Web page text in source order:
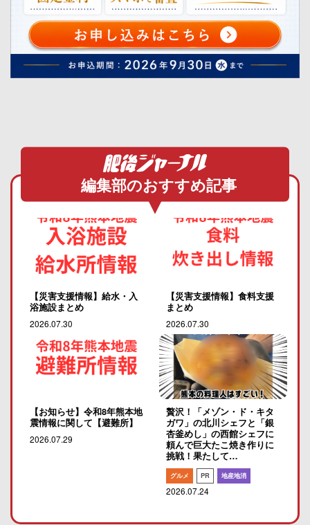
編集部のおすすめ記事
【災害支援情報】給水・入
浴施設まとめ
2026.07.30
【災害支援情報】食料支援
まとめ
2026.07.30
【お知らせ】令和8年熊本地
震情報に関して【避難所】
2026.07.29
贅沢！「メゾン・ド・キタ
ガワ」の北川シェフと「銀
杏釜めし」の西館シェフに
頼んで巨大たこ焼き作りに
挑戦！果たして…
グルメ PR 地産地消
2026.07.24